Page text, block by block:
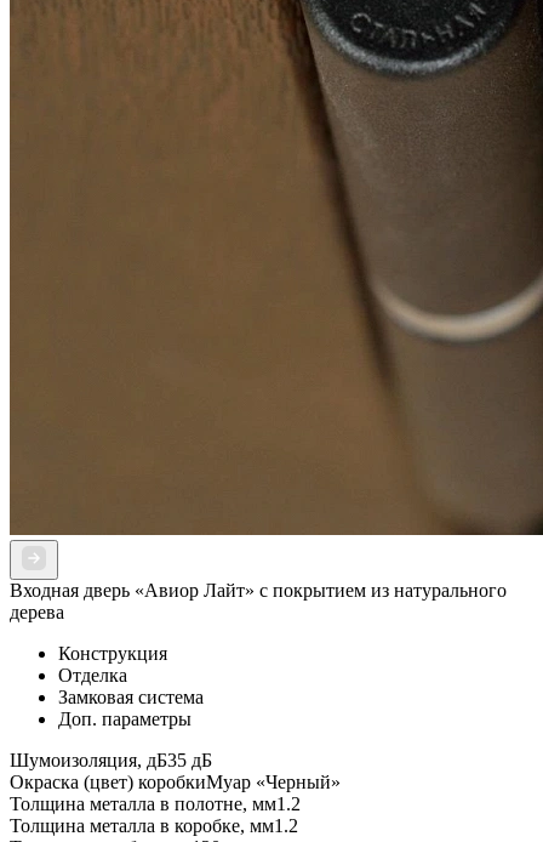
Входная дверь «Авиор Лайт» с покрытием из натурального
дерева
Конструкция
Отделка
Замковая система
Доп. параметры
Шумоизоляция, дБ35 дБ
Окраска (цвет) коробкиМуар «Черный»
Толщина металла в полотне, мм1.2
Толщина металла в коробке, мм1.2